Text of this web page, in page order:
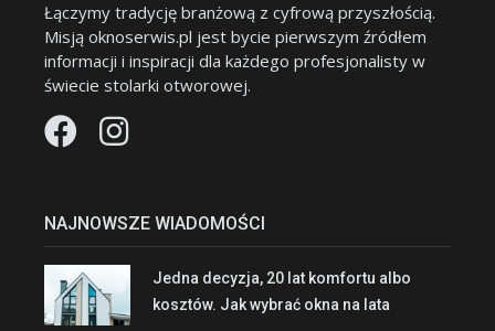
Łączymy tradycję branżową z cyfrową przyszłością.
Misją oknoserwis.pl jest bycie pierwszym źródłem
informacji i inspiracji dla każdego profesjonalisty w
świecie stolarki otworowej.
NAJNOWSZE WIADOMOŚCI
Jedna decyzja, 20 lat komfortu albo
kosztów. Jak wybrać okna na lata